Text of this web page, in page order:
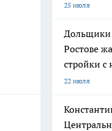
25 июля
Ростове
стройки с
22 июля